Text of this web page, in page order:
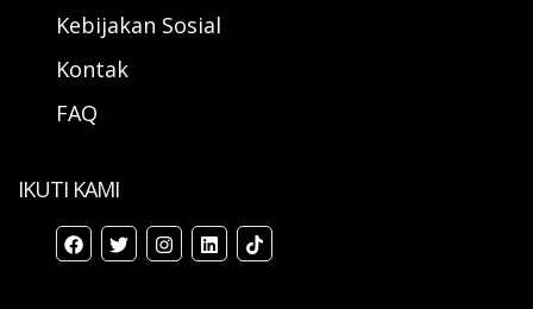
Kebijakan Sosial
Kontak
FAQ
IKUTI KAMI